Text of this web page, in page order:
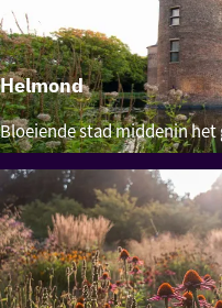
Helmond
Helmond
Bloeiende stad middenin het